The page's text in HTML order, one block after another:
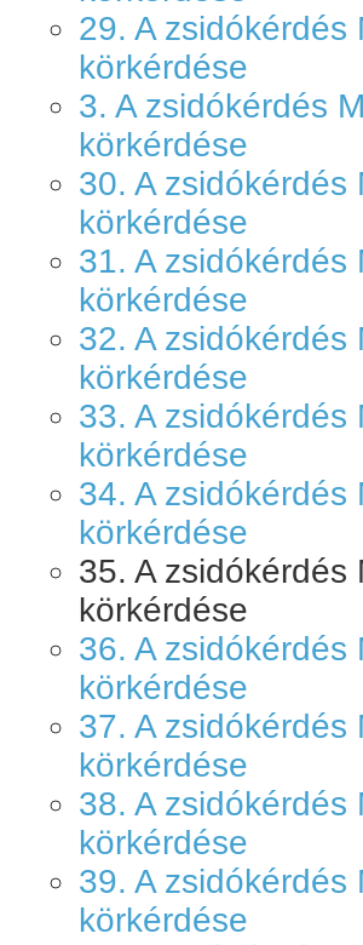
29. A zsidókérdés
körkérdése
3. A zsidókérdés
körkérdése
30. A zsidókérdés
körkérdése
31. A zsidókérdés
körkérdése
32. A zsidókérdés
körkérdése
33. A zsidókérdés
körkérdése
34. A zsidókérdés
körkérdése
35. A zsidókérdés
körkérdése
36. A zsidókérdés
körkérdése
37. A zsidókérdés
körkérdése
38. A zsidókérdés
körkérdése
39. A zsidókérdés
körkérdése